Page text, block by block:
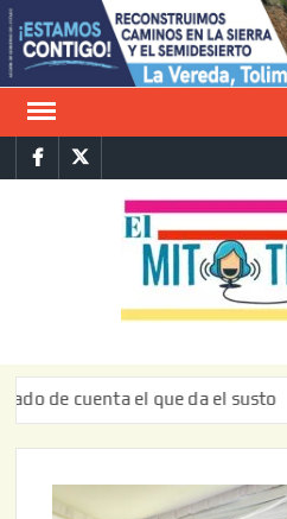
Saltar
al
contenido
FacebookTwitter
el que da el susto